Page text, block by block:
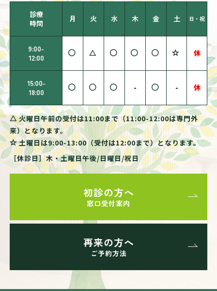
診療
時間
月 火 水 木 金 土 日・祝
9:00-
12:00
休
15:00-
18:00
- - 休
火曜日午前の受付は11:00まで（11:00-12:00は専門外
来）となります。
土曜日は9:00-13:00（受付は12:00まで）となります。
［休診日］木・土曜日午後/日曜日/祝日
初診の方へ
窓口受付案内
再来の方へ
ご予約方法